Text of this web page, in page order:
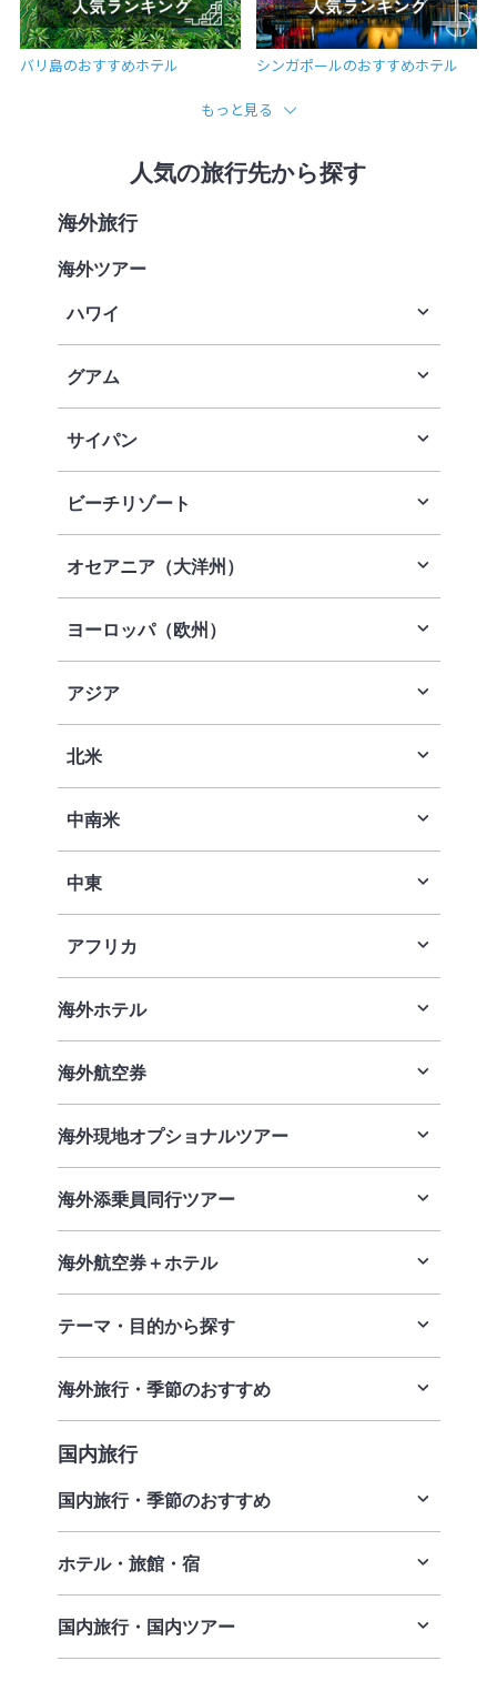
バリ島のおすすめホテル シンガポールのおすすめホテル
もっと見る
人気の旅行先から探す
海外旅行
海外ツアー
ハワイ
グアム
サイパン
ビーチリゾート
オセアニア（大洋州）
ヨーロッパ（欧州）
アジア
北米
中南米
中東
アフリカ
海外ホテル
海外航空券
海外現地オプショナルツアー
海外添乗員同行ツアー
海外航空券＋ホテル
テーマ・目的から探す
海外旅行・季節のおすすめ
国内旅行
国内旅行・季節のおすすめ
ホテル・旅館・宿
国内旅行・国内ツアー